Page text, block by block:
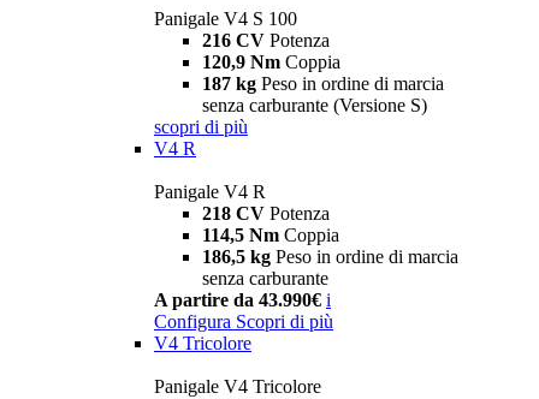
Panigale V4 S 100
216 CV Potenza
120,9 Nm Coppia
187 kg Peso in ordine di marcia
senza carburante (Versione S)
scopri di più
V4 R
Panigale V4 R
218 CV Potenza
114,5 Nm Coppia
186,5 kg Peso in ordine di marcia
senza carburante
A partire da 43.990€ i
Configura Scopri di più
V4 Tricolore
Panigale V4 Tricolore